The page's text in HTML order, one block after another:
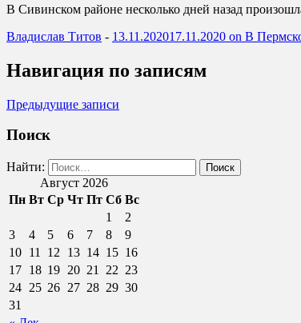
В Сивинском районе несколько дней назад
Владислав Титов - 13.11.202017.11.2020 on В
Навигация по записям
Предыдущие записи
Поиск
Найти:
Август 2026
Пн Вт Ср Чт Пт Сб Вс
1
2
3
4 5 6 7 8
9
10 11 12 13 14 15 16
17 18 19 20 21 22 23
24 25 26 27 28 29 30
31